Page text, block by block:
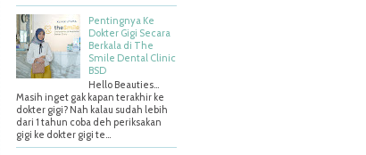
Pentingnya Ke
Dokter Gigi Secara
Berkala di The
Smile Dental Clinic
BSD
Hello Beauties…
Masih inget gak kapan terakhir ke
dokter gigi? Nah kalau sudah lebih
dari 1 tahun coba deh periksakan
gigi ke dokter gigi te...